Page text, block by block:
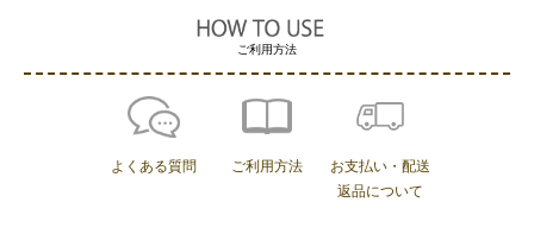
ご利用方法
よくある質問 ご利用方法
お支払い・配送
返品について